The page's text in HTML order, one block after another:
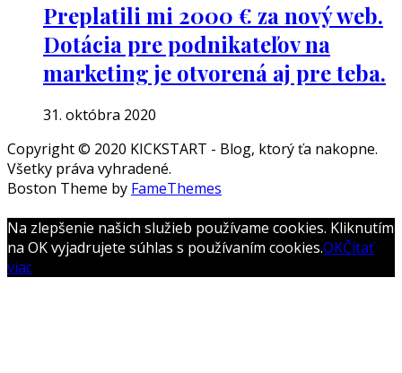
Preplatili mi 2000 € za nový web.
Dotácia pre podnikateľov na
marketing je otvorená aj pre teba.
31. októbra 2020
Copyright © 2020 KICKSTART - Blog, ktorý ťa nakopne.
Všetky práva vyhradené.
Boston Theme by FameThemes
Na zlepšenie našich služieb používame cookies. Kliknutím
na OK vyjadrujete súhlas s používaním cookies.OKČítať
viac